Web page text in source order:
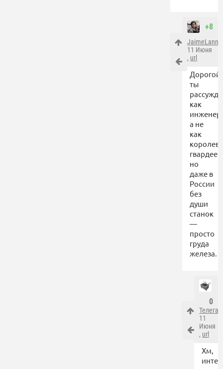
+8
11 Июня
, url
Дорогой,
ты
как
инженер,
а не
как
но
даже в
России
без
души
станок
—
просто
груда
железа.
0
11
Июня
, url
Хм,